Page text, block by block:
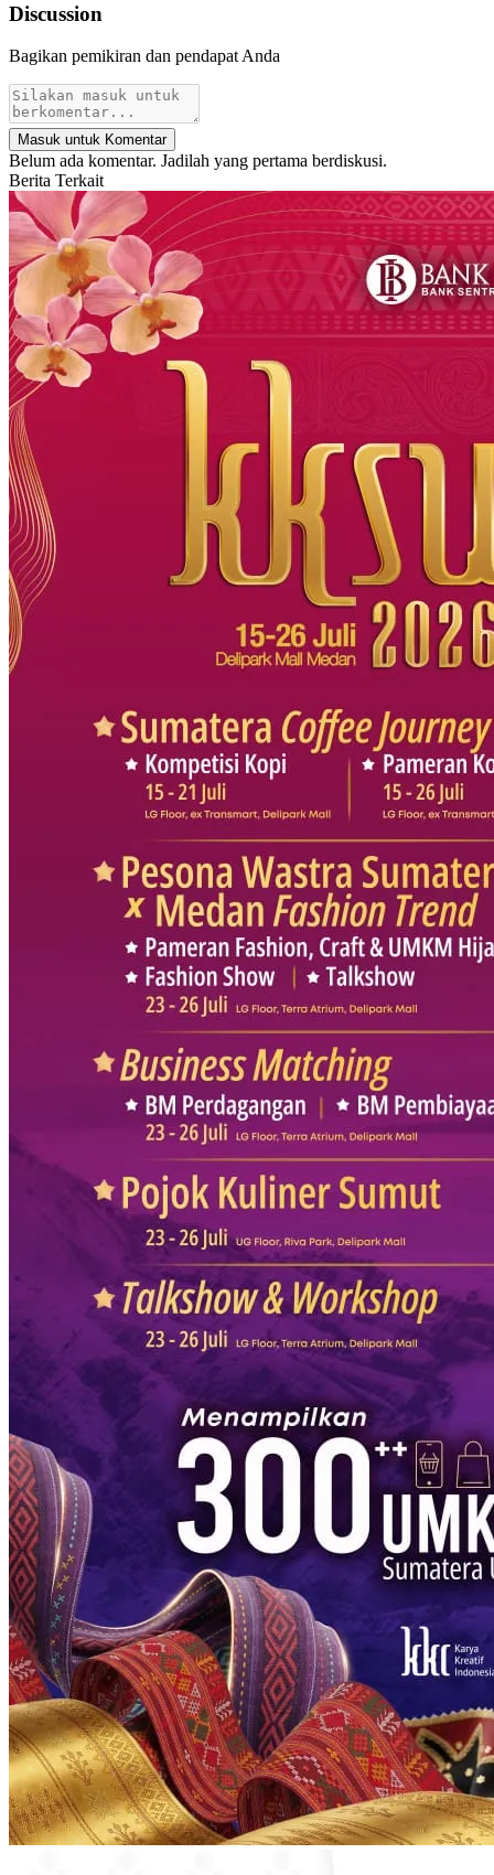
Discussion
Bagikan pemikiran dan pendapat Anda
Masuk untuk Komentar
Belum ada komentar. Jadilah yang pertama berdiskusi.
Berita Terkait